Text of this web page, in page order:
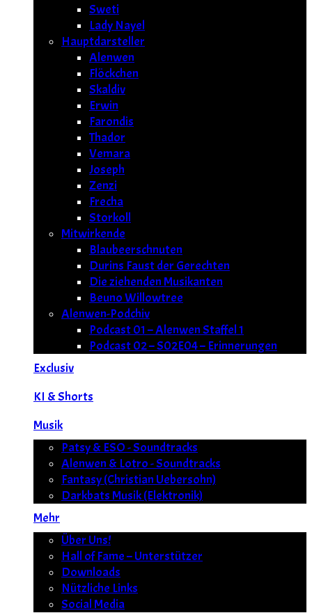
Sweti
Lady Nayel
Hauptdarsteller
Alenwen
Flöckchen
Skaldiv
Erwin
Farondis
Thador
Vemara
Joseph
Zenzi
Frecha
Storkoll
Mitwirkende
Blaubeerschnuten
Durins Faust der Gerechten
Die ziehenden Musikanten
Beuno Willowtree
Alenwen-Podchiv
Podcast 01 – Alenwen Staffel 1
Podcast 02 – S02E04 – Erinnerungen
Exclusiv
KI & Shorts
Musik
Patsy & ESO - Soundtracks
Alenwen & Lotro - Soundtracks
Fantasy (Christian Uebersohn)
Darkbats Musik (Elektronik)
Mehr
Über Uns!
Hall of Fame – Unterstützer
Downloads
Nützliche Links
Social Media